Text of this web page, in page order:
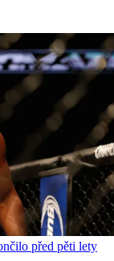
před pěti lety